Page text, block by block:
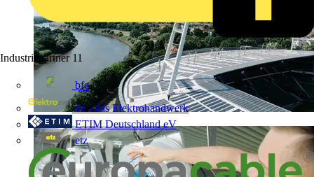
Industriepartner 11
bfe
de - das Elektrohandwerk
ETIM Deutschland eV
etz